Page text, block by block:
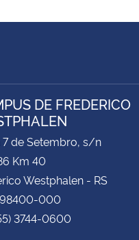
DE FREDERICO
7 de Setembro, s/n
Km 40
Westphalen - RS
98400-000
3744-0600